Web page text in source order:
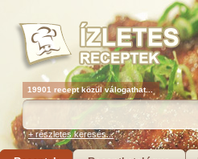
19901 recept közül válogathat...
+ részletes keresés...